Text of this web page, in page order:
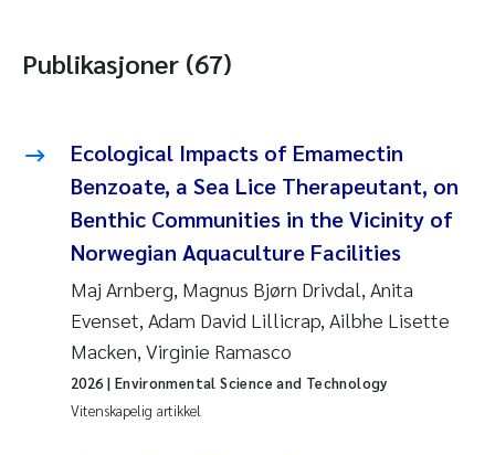
Publikasjoner (67)
Ecological Impacts of Emamectin
Benzoate, a Sea Lice Therapeutant, on
Benthic Communities in the Vicinity of
Norwegian Aquaculture Facilities
Maj Arnberg, Magnus Bjørn Drivdal, Anita
Evenset, Adam David Lillicrap, Ailbhe Lisette
Macken, Virginie Ramasco
Vitenskapelig artikkel
2026 | Environmental Science and Technology